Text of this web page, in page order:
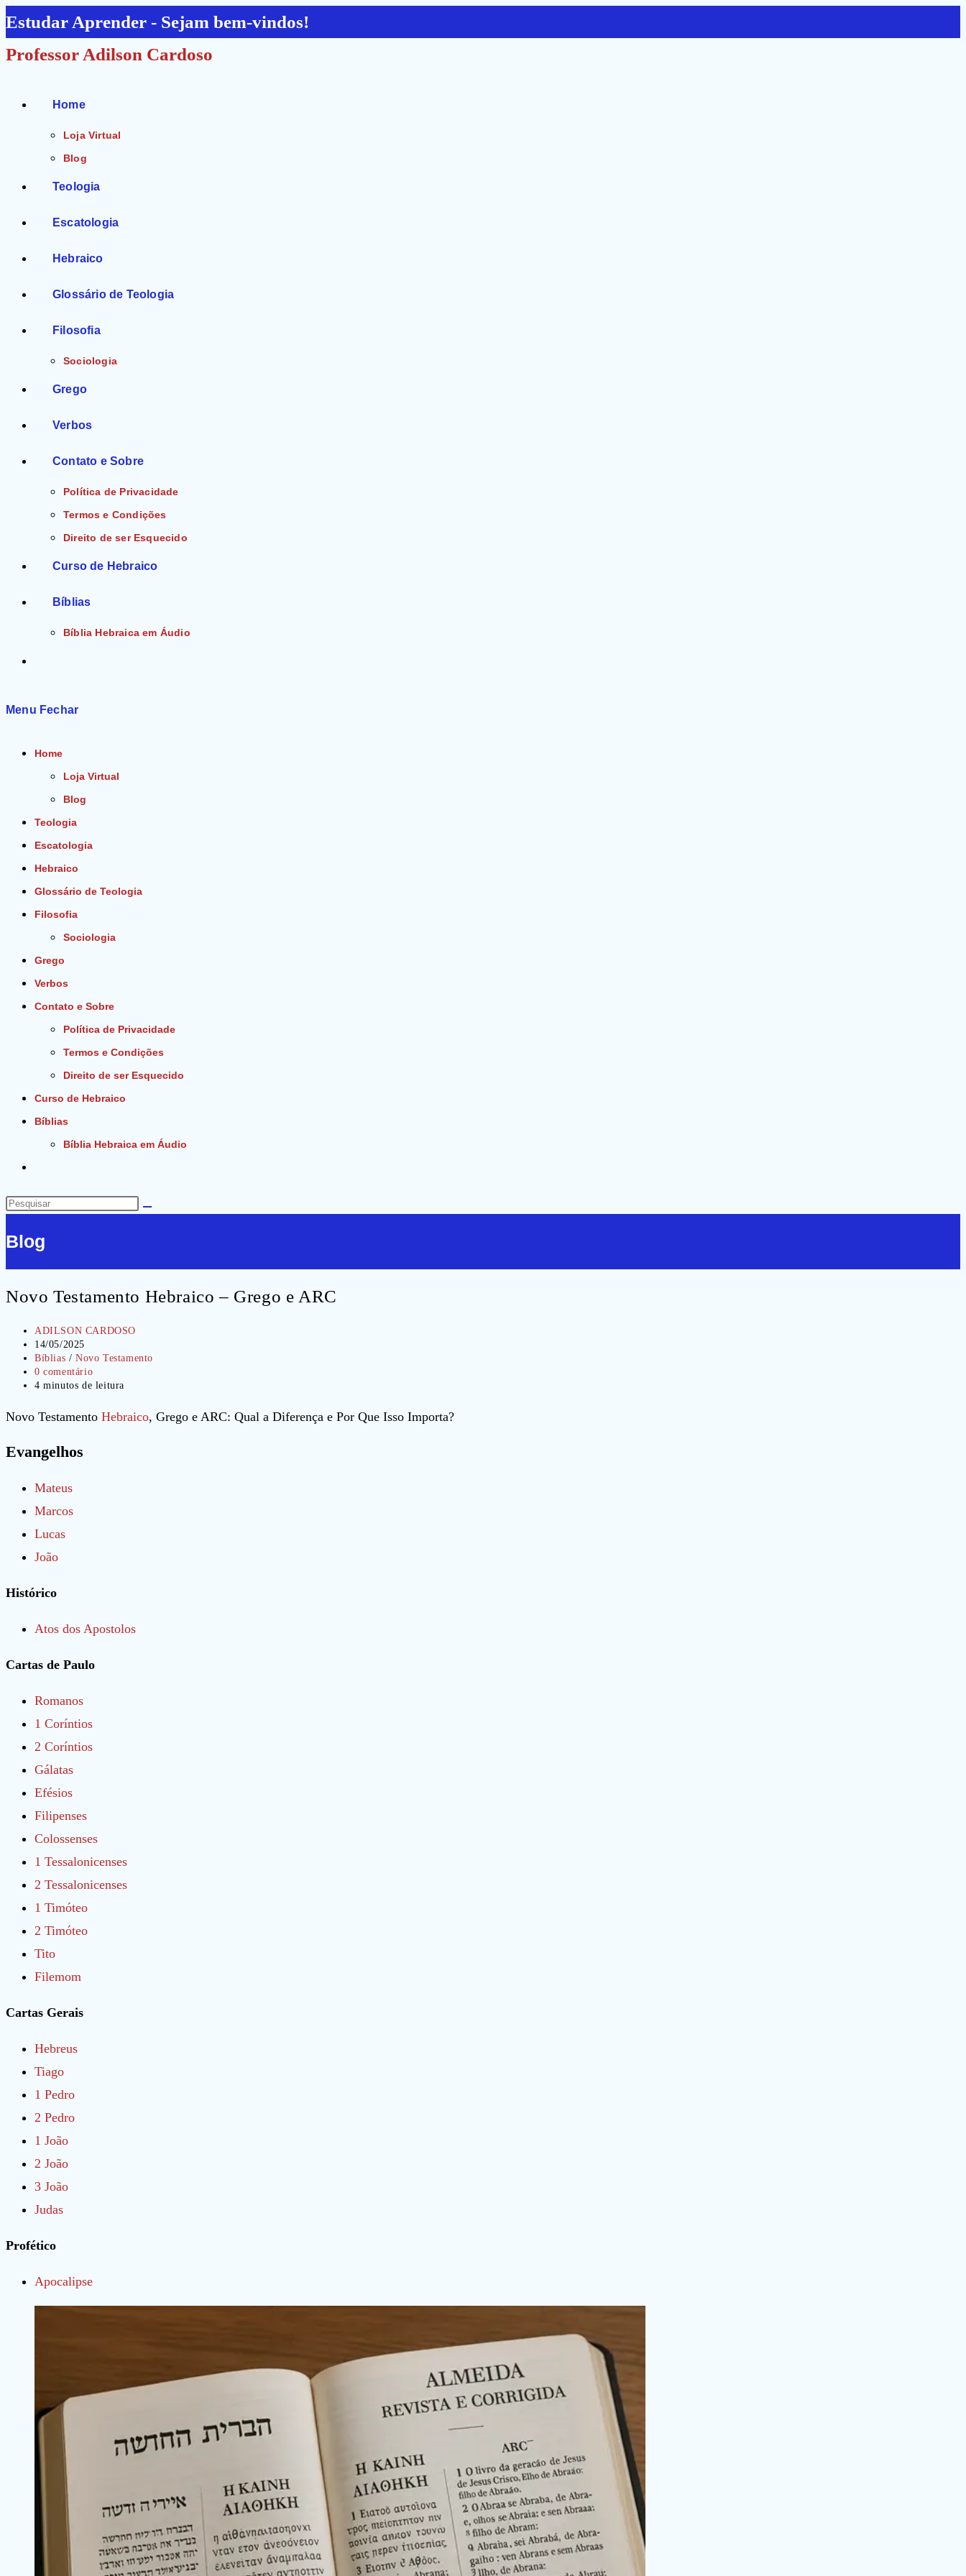
Ir
para
o
Estudar Aprender - Sejam bem-vindos!
Professor Adilson Cardoso
Home
Loja Virtual
Blog
Teologia
Escatologia
Hebraico
Glossário de Teologia
Filosofia
Sociologia
Grego
Verbos
Contato e Sobre
Política de Privacidade
Termos e Condições
Direito de ser Esquecido
Curso de Hebraico
Bíblias
Bíblia Hebraica em Áudio
Menu Fechar
Home
Loja Virtual
Blog
Teologia
Escatologia
Hebraico
Glossário de Teologia
Filosofia
Sociologia
Grego
Verbos
Contato e Sobre
Política de Privacidade
Termos e Condições
Direito de ser Esquecido
Curso de Hebraico
Bíblias
Bíblia Hebraica em Áudio
do
site
Pesquisar
site
Blog
Novo Testamento Hebraico – Grego e ARC
Autor
do
post:
ADILSON CARDOSO
Post
publicado:
14/05/2025
Categoria
do
post:
Bíblias / Novo Testamento
Comentários
do
0 comentário
Tempo
leitura:
4 minutos de leitura
Novo Testamento Hebraico, Grego e ARC: Qual a Diferença e Por Que Isso Importa?
Evangelhos
Mateus
Marcos
Lucas
João
Histórico
Atos dos Apostolos
Cartas de Paulo
Romanos
1 Coríntios
2 Coríntios
Gálatas
Efésios
Filipenses
Colossenses
1 Tessalonicenses
2 Tessalonicenses
1 Timóteo
2 Timóteo
Tito
Filemom
Cartas Gerais
Hebreus
Tiago
1 Pedro
2 Pedro
1 João
2 João
3 João
Judas
Profético
Apocalipse